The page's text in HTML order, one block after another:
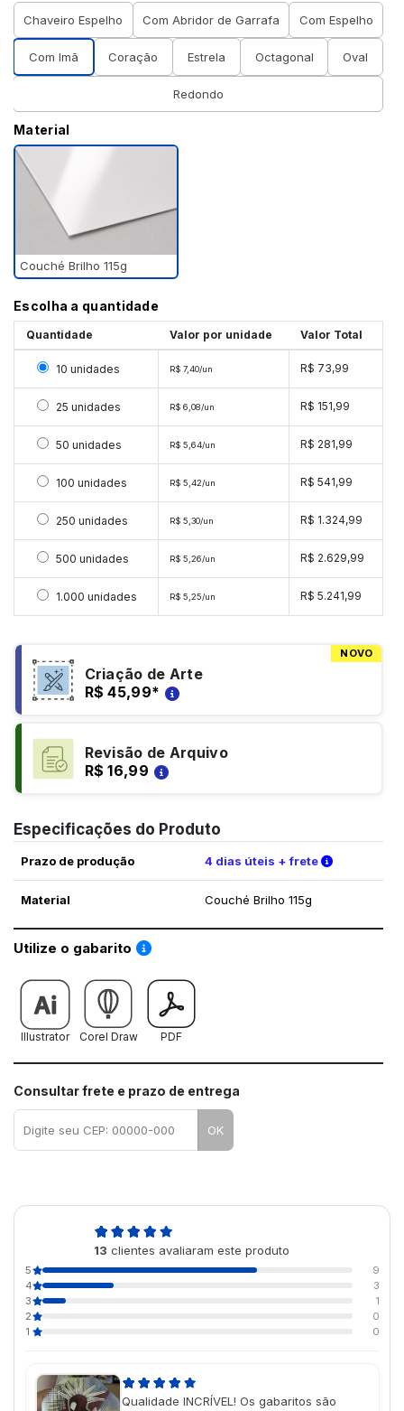
Chaveiro Espelho Com Abridor de Garrafa Com Espelho
Com Imã Coração Estrela Octagonal Oval
Redondo
Material
Couché Brilho 115g
Escolha a quantidade
Quantidade Valor por unidade Valor Total
Selecionar 10 unidades
10 unidades R$ 7,40/un R$ 73,99
Selecionar 25 unidades
25 unidades R$ 6,08/un R$ 151,99
Selecionar 50 unidades
50 unidades R$ 5,64/un R$ 281,99
Selecionar 100 unidades
100 unidades R$ 5,42/un R$ 541,99
Selecionar 250 unidades
250 unidades R$ 5,30/un R$ 1.324,99
Selecionar 500 unidades
500 unidades R$ 5,26/un R$ 2.629,99
Selecionar 1000 unidades
1.000 unidades R$ 5,25/un R$ 5.241,99
NOVO
Criação de Arte
R$ 45,99*
Revisão de Arquivo
R$ 16,99
Especificações do Produto
Prazo de produção 4 dias úteis + frete Verifique
Material Couché Brilho 115g
Utilize o gabarito Saiba como utilizar os nossos gabaritos
Illustrator Corel Draw PDF
Consultar frete e prazo de entrega
OK
13 clientes avaliaram este produto
5
9
4
3
3
1
2
0
1
0
Qualidade INCRÍVEL! Os gabaritos são